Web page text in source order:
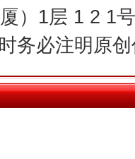
）1层 1 2 1
务必注明原